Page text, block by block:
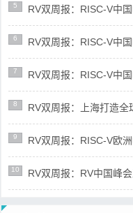
5 RV双周报：RISC-V中
6 RV双周报：RISC-V中
7 RV双周报：RISC-V中
8 RV双周报：上海打造
9 RV双周报：RISC-V欧
10 RV双周报：RV中国峰